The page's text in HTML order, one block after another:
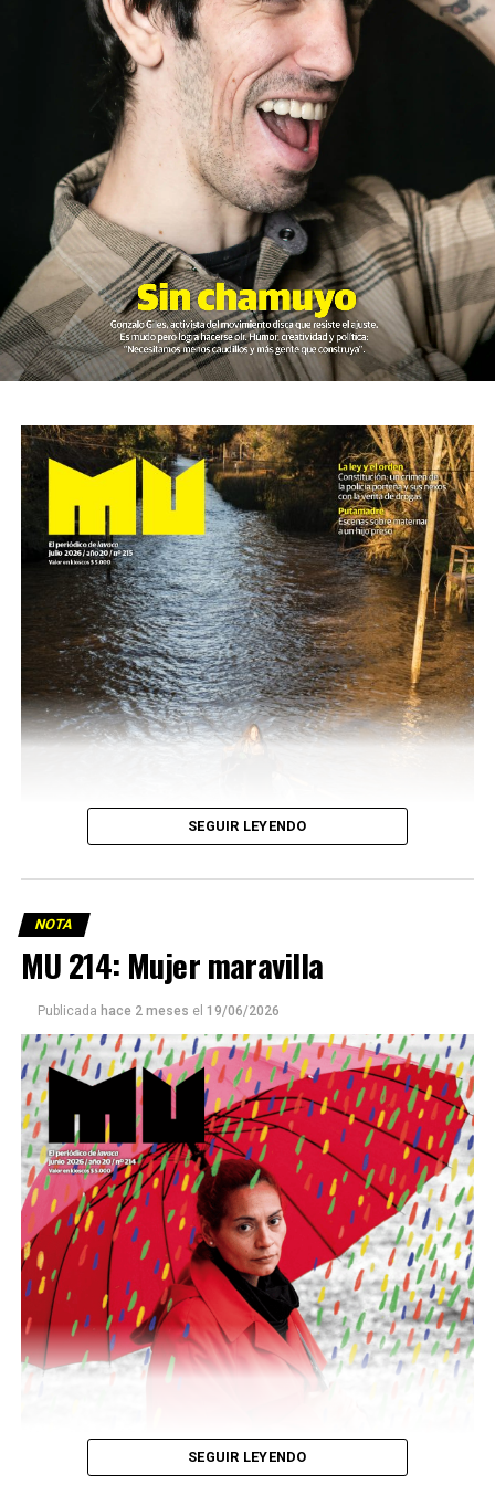
Este número 215 de MU ☝️viene con doble tapa, que
podría ser una frase:
Sin chamuyo, a remarla.
Descargar la Mu en PDF
SEGUIR LEYENDO
NOTA
MU 214: Mujer maravilla
Publicada hace 2 meses el 19/06/2026
SEGUIR LEYENDO